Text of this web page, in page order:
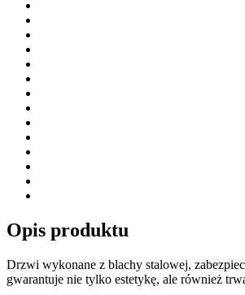
Opis produktu
Drzwi wykonane z blachy stalowej,
gwarantuje nie tylko estetykę, ale również